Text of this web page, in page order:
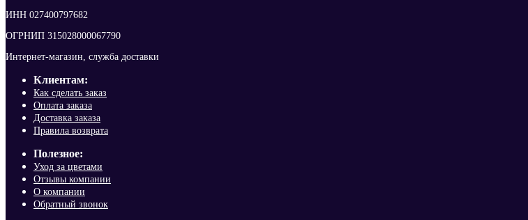
ИНН 027400797682
ОГРНИП 315028000067790
Интернет-магазин, служба доставки
Клиентам:
Как сделать заказ
Оплата заказа
Доставка заказа
Правила возврата
Полезное:
Уход за цветами
Отзывы компании
О компании
Обратный звонок